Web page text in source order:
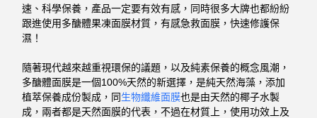
速、科學保養，產品一定要有效有感，同時很多大牌也都紛紛
跟進使用多醣體果凍面膜材質，有感急救面膜，快速修護保
濕！
隨著現代越來越重視環保的議題，以及純素保養的概念風潮，
多醣體面膜是一個100%天然的新選擇，是純天然海藻，添加
植萃保養成份製成，同生物纖維面膜也是由天然的椰子水製
成，兩者都是天然面膜的代表，不過在材質上，使用功效上及